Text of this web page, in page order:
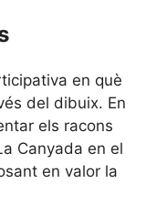
en què
del dibuix. En
els racons
Canyada en el
en valor la